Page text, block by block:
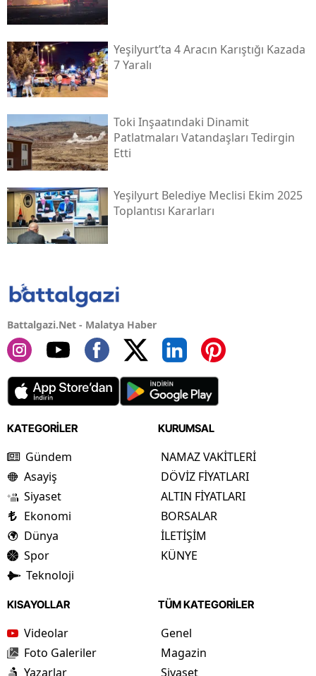
Yeşilyurt’ta 4 Aracın Karıştığı Kazada
7 Yaralı
Toki̇ Inşaatındaki Dinamit
Patlatmaları Vatandaşları Tedirgin
Etti
Yeşilyurt Belediye Meclisi Ekim 2025
Toplantısı Kararları
Battalgazi.Net - Malatya Haber
KATEGORİLER
Gündem
Asayiş
Siyaset
Ekonomi
Dünya
Spor
Teknoloji
KURUMSAL
NAMAZ VAKİTLERİ
DÖVİZ FİYATLARI
ALTIN FİYATLARI
BORSALAR
İLETİŞİM
KÜNYE
KISAYOLLAR
Videolar
Foto Galeriler
Yazarlar
TÜM KATEGORİLER
Genel
Magazin
Siyaset